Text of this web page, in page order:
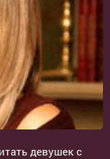
девушек с